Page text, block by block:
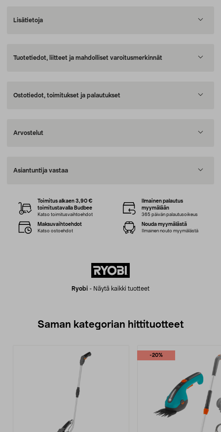
Lisätietoja
Tuotetiedot, liitteet ja mahdolliset varoitusmerkinnät
Ostotiedot, toimitukset ja palautukset
Arvostelut
Asiantuntija vastaa
Ryobi - Näytä kaikki tuotteet
Toimitus alkaen 3,90 €
toimitustavalla Budbee
Katso toimitusvaihtoehdot
Ilmainen palautus
myymälään
365 päivän palautusoikeus
Maksuvaihtoehdot
Katso ostoehdot
Nouda myymälästä
Ilmainen nouto myymälästä
Saman kategorian hittituotteet
-20%